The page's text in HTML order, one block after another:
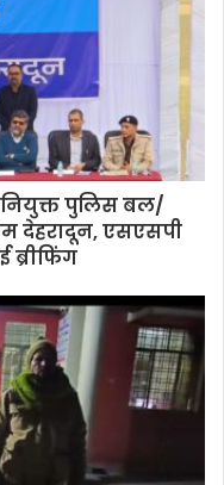
पुलिस बल/
देहरादून, एसएसपी
ब्रीफिंग